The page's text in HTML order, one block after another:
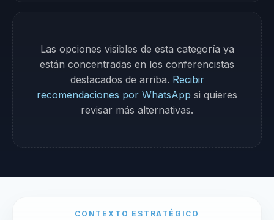
Las opciones visibles de esta categoría ya
están concentradas en los conferencistas
destacados de arriba. Recibir
recomendaciones por WhatsApp si quieres
revisar más alternativas.
CONTEXTO ESTRATÉGICO